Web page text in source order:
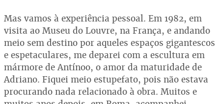
Mas vamos à experiência pessoal. Em 1982, em
visita ao Museu do Louvre, na França, e andando
meio sem destino por aqueles espaços gigantescos
e espetaculares, me deparei com a escultura em
mármore de Antínoo, o amor da maturidade de
Adriano. Fiquei meio estupefato, pois não estava
procurando nada relacionado à obra. Muitos e